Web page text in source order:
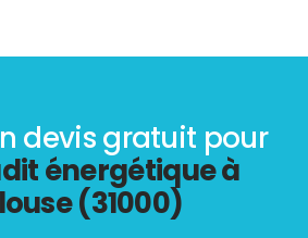
devis gratuit pour
énergétique à
(31000)